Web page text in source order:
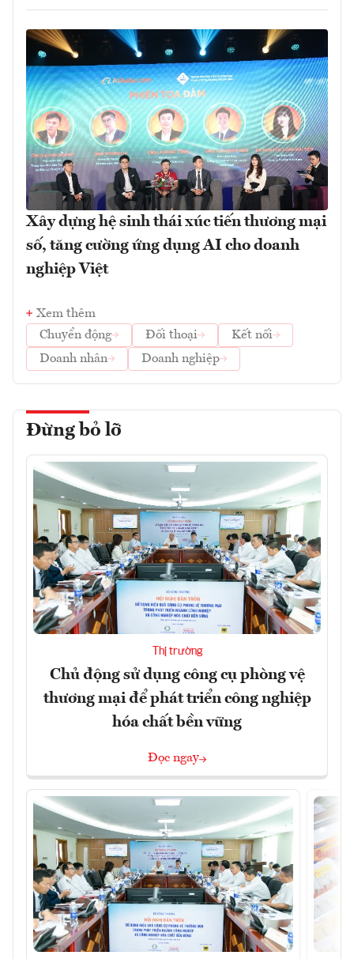
Xây dựng hệ sinh thái xúc tiến thương mại
số, tăng cường ứng dụng AI cho doanh
nghiệp Việt
Xem thêm
Chuyển động
Đối thoại
Kết nối
Doanh nhân
Doanh nghiệp
Đừng bỏ lỡ
Thị trường
Chủ động sử dụng công cụ phòng vệ
thương mại để phát triển công nghiệp
hóa chất bền vững
Đọc ngay